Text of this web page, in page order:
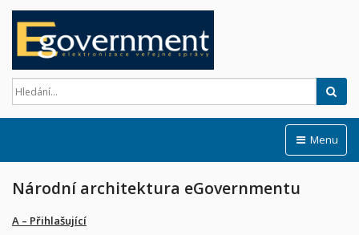
Menu
Národní architektura eGovernmentu
A – Přihlašující